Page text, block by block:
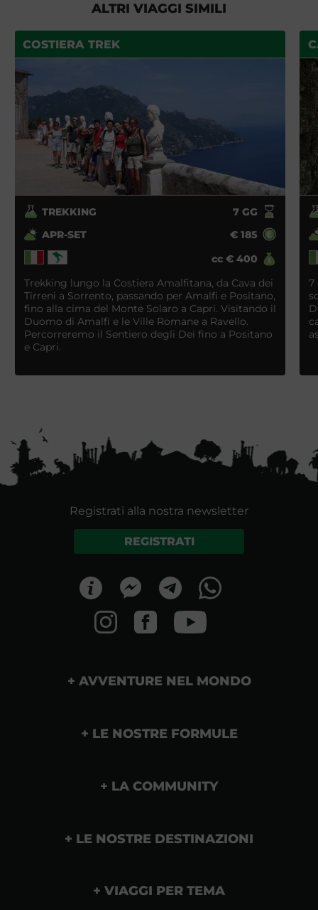
ALTRI VIAGGI SIMILI
COSTIERA TREK
TREKKING 7 GG
APR-SET
€ 185
cc€ 400
Trekking lungo la Costiera Amalfitana, da Cava dei
Tirreni a Sorrento, passando per Amalfi e Positano,
fino alla cima del Monte Solaro a Capri. Visitando il
Duomo di Amalfi e le Ville Romane a Ravello.
Percorreremo il Sentiero degli Dei fino a Positano
e Capri.
7
Registrati alla nostra newsletter
REGISTRATI
AVVENTURE NEL MONDO
LE NOSTRE FORMULE
LA COMMUNITY
LE NOSTRE DESTINAZIONI
VIAGGI PER TEMA